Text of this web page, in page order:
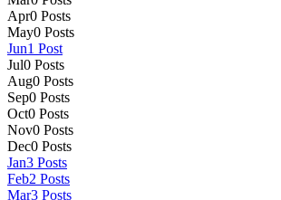
Apr0 Posts
May0 Posts
Jun1 Post
Jul0 Posts
Aug0 Posts
Sep0 Posts
Oct0 Posts
Nov0 Posts
Dec0 Posts
Jan3 Posts
Feb2 Posts
Mar3 Posts